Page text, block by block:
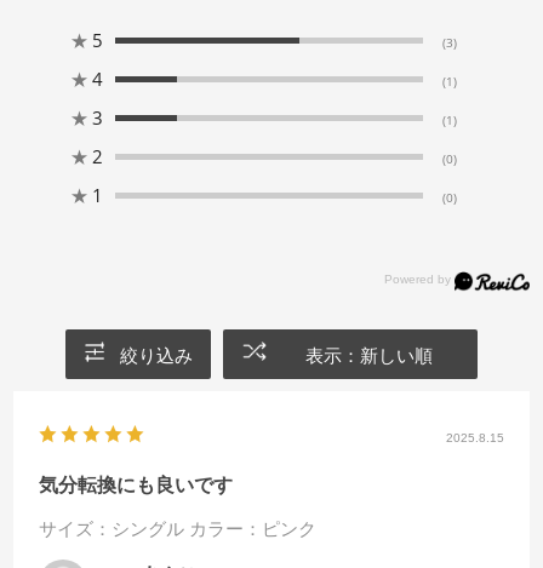
★ 5 (3)
★ 4 (1)
★ 3 (1)
★ 2 (0)
★ 1 (0)
絞り込み 表示：新しい順
2025.8.15
気分転換にも良いです
サイズ：シングル カラー：ピンク